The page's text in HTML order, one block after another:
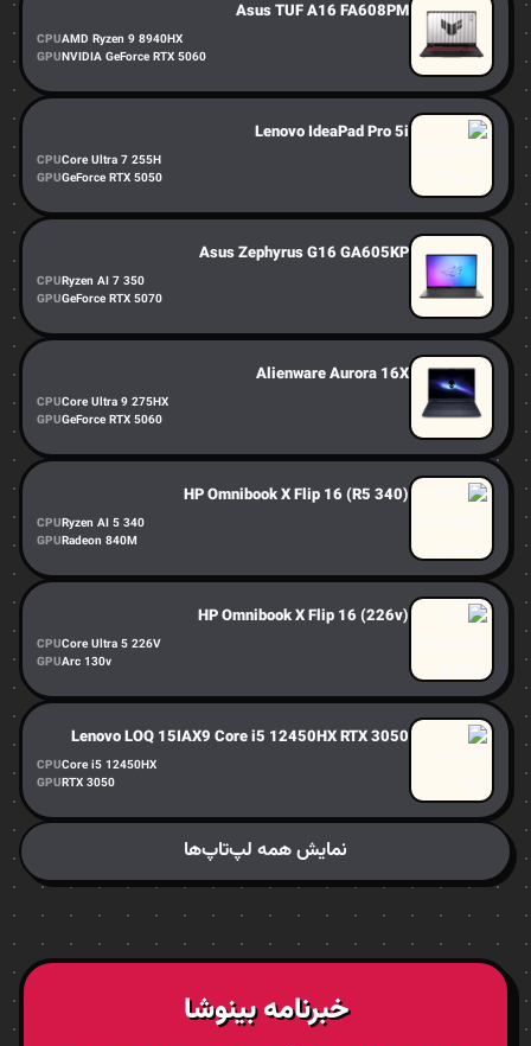
Asus TUF A16 FA608PM
CPUAMD Ryzen 9 8940HX
GPUNVIDIA GeForce RTX 5060
Lenovo IdeaPad Pro 5i
CPUCore Ultra 7 255H
GPUGeForce RTX 5050
Asus Zephyrus G16 GA605KP
CPURyzen AI 7 350
GPUGeForce RTX 5070
Alienware Aurora 16X
CPUCore Ultra 9 275HX
GPUGeForce RTX 5060
HP Omnibook X Flip 16 (R5 340)
CPURyzen AI 5 340
GPURadeon 840M
HP Omnibook X Flip 16 (226v)
CPUCore Ultra 5 226V
GPUArc 130v
Lenovo LOQ 15IAX9 Core i5 12450HX RTX 3050
CPUCore i5 12450HX
GPURTX 3050
نمایش همه لپ‌تاپ‌ها
خبرنامه بینوشا